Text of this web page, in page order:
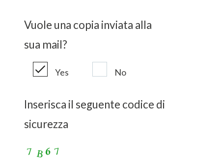
Vuole una copia inviata alla
sua mail?
Yes No
Inserisca il seguente codice di
sicurezza